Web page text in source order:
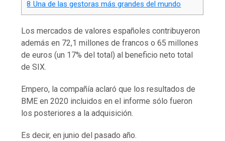
8 Una de las gestoras más grandes del mundo
Los mercados de valores españoles contribuyeron
además en 72,1 millones de francos o 65 millones
de euros (un 17% del total) al beneficio neto total
de SIX.
Empero, la compañía aclaró que los resultados de
BME en 2020 incluidos en el informe sólo fueron
los posteriores a la adquisición.
Es decir, en junio del pasado año.